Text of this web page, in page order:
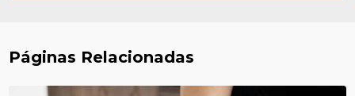
Páginas Relacionadas